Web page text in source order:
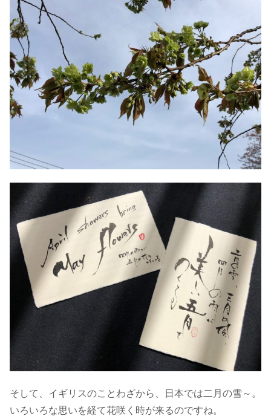
そして、イギリスのことわざから、日本では二月の雪～。
いろいろな思いを経て花咲く時が来るのですね。